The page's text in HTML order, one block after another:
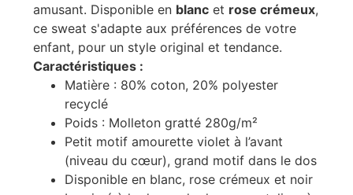
amusant. Disponible en blanc et rose crémeux,
ce sweat s'adapte aux préférences de votre
enfant, pour un style original et tendance.
Caractéristiques :
Matière : 80% coton, 20% polyester
recyclé
Poids : Molleton gratté 280g/m²
Petit motif amourette violet à l’avant
(niveau du cœur), grand motif dans le dos
Disponible en blanc, rose crémeux et noir